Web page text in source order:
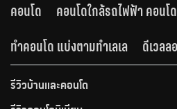
คอนโด
คอนโดใกล้รถไฟฟ้า คอน
ทำคอนโด แบ่งตามทำเลเล
ดีเวลล
รีวิวบ้านและคอนโด